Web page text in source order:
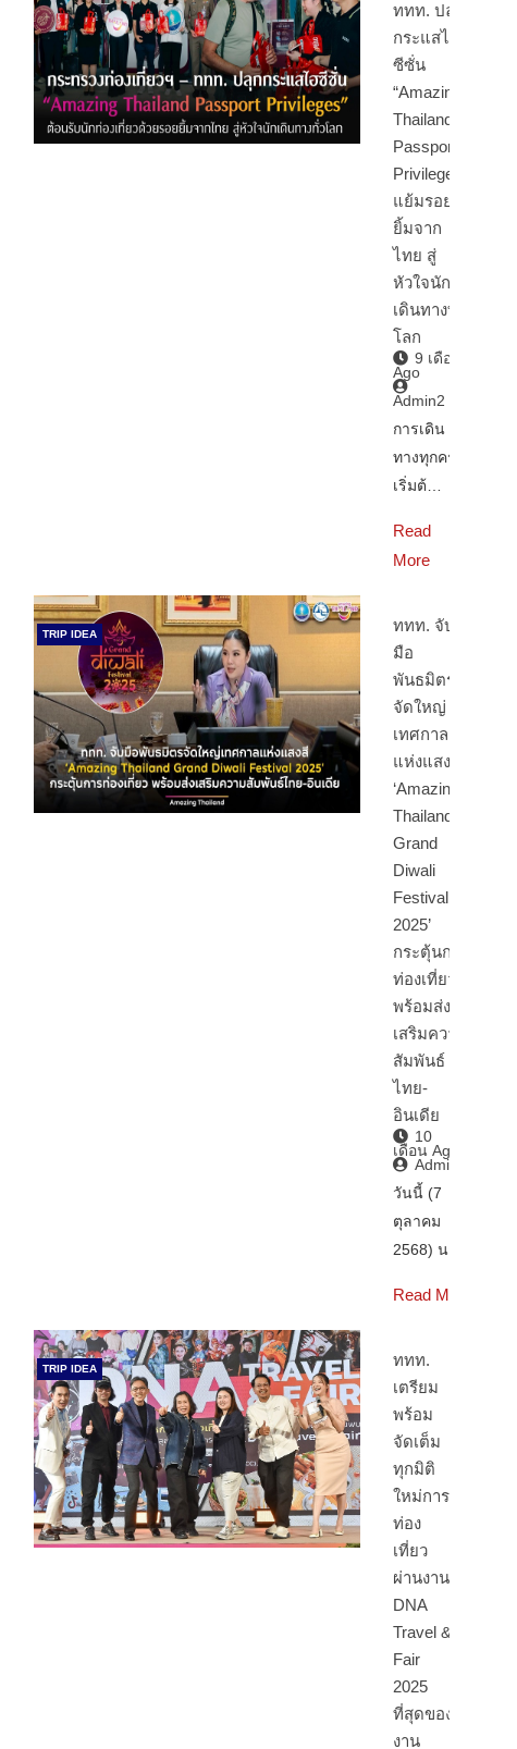
ททท. ปลุก
กระแสไฮ
ซีซั่น
“Amazing
Thailand
Passport
Privileges”
แย้มรอย
ยิ้มจาก
ไทย สู่
หัวใจนัก
เดินทางทั่ว
โลก
9 เดือน
Ago
Admin2
การเดิน
ทางทุกครั้ง
เริ่มต้…
Read
More
TRIP IDEA
ททท. จับ
มือ
พันธมิตร
จัดใหญ่
เทศกาล
แห่งแสงสี
‘Amazing
Thailand
Grand
Diwali
Festival
2025’
กระตุ้นการ
ท่องเที่ยว
พร้อมส่ง
เสริมความ
สัมพันธ์
ไทย-
อินเดีย
10
เดือน Ago
Admin2
วันนี้ (7
ตุลาคม
2568) นา…
Read More
TRIP IDEA
ททท.
เตรียม
พร้อม
จัดเต็ม
ทุกมิติ
ใหม่การ
ท่อง
เที่ยว
ผ่านงาน
DNA
Travel &
Fair
2025
ที่สุดของ
งาน